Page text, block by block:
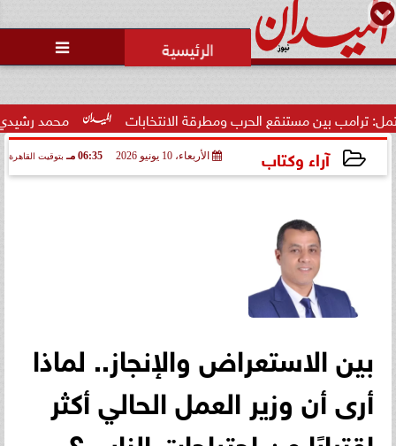

محمد رشيدي: لقاء مستنقع الحرب ومطرقة الانتخابات
آراء وكتاب الأربعاء، 10 يونيو 2026 06:35 مـ بتوقيت القاهرة
بين الاستعراض والإنجاز.. لماذا
أرى أن وزير العمل الحالي أكثر